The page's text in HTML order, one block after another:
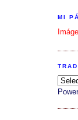
MI